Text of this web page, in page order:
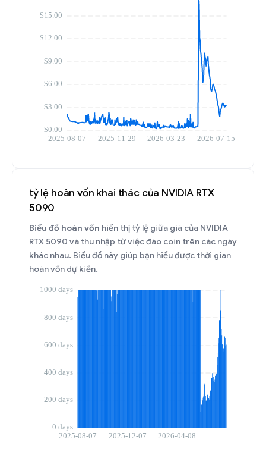
tỷ lệ hoàn vốn khai thác của NVIDIA RTX
5090
Biểu đồ hoàn vốn hiển thị tỷ lệ giữa giá của NVIDIA
RTX 5090 và thu nhập từ việc đào coin trên các ngày
khác nhau. Biểu đồ này giúp bạn hiểu được thời gian
hoàn vốn dự kiến.